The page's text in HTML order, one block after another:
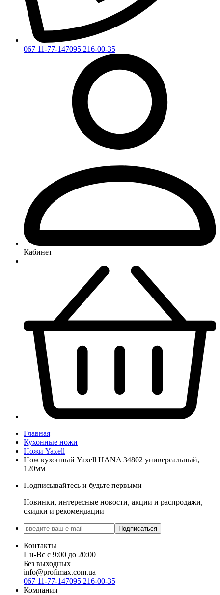
067 11-77-147095 216-00-35
Кабинет
Главная
Кухонные ножи
Ножи Yaxell
Нож кухонный Yaxell HANA 34802 универсальный,
120мм
Подписывайтесь и будьте первыми
Новинки, интересные новости, акции и распродажи,
скидки и рекомендации
Подписаться
Контакты
Пн-Вс с 9:00 до 20:00
Без выходных
info@profimax.com.ua
067 11-77-147095 216-00-35
Компания